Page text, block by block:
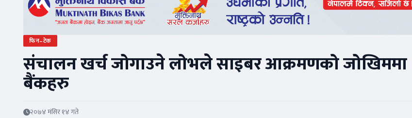
फिन–टेक
संचालन खर्च जोगाउने लोभले साइबर आक्रमणको जोखिममा
बैंकहरु
२०७४ मंसिर १४ गते